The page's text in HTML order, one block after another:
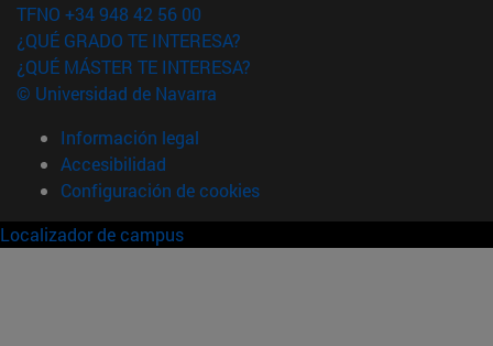
TFNO +34 948 42 56 00
¿QUÉ GRADO TE INTERESA?
¿QUÉ MÁSTER TE INTERESA?
© Universidad de Navarra
Información legal
Accesibilidad
Configuración de cookies
Localizador de campus